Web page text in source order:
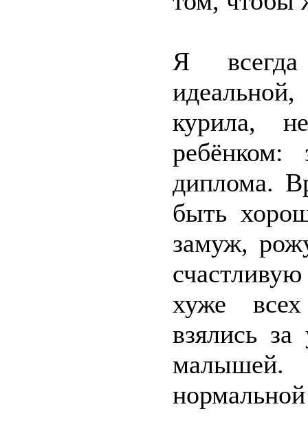
Я всегда
курила,
ребёнком:
диплома.
быть
замуж,
хуже
взялись